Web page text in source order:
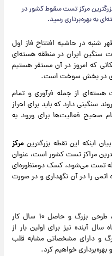
مرکز تست سقوط کشور در
به بهره‌برداری رسید.
شنبه در حاشیه افتتاح فاز اول
سنگین ایران در منطقه هسته‌ای
که امروز در آن مستقر هستیم
در بخش سوخت است.
از جمله فرآوری و تمام
سنگینی دارد که باید برای احراز
انجام صحیح فعالیت‌ها برای ورود به
اینکه این نقطه بزرگترینمرکز
مراکز تست کشور است، عنوان
تست می‌شود، کسک دومنظوره‌ای
را در آن نگهداری و در صورت
وی ادامه داد: این پروژه و کسک، طرحی بزرگ و حاصل ۱۰ سال کار
آینده نیز برای اولین بار از
و دارای مشخصاتی مشابه قلب
بهره‌برداری خواهیم کرد.